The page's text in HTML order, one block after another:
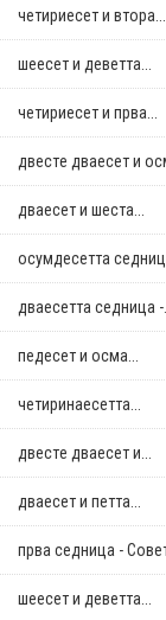
четириесет и втора...
шеесет и деветта...
четириесет и прва...
двестe дваесет и
дваесет и шеста...
осумдесетта
дваесетта седница -...
педесет и осма...
четиринаесетта...
двестe дваесет и...
дваесет и петта...
прва седница -
шеесет и деветта...